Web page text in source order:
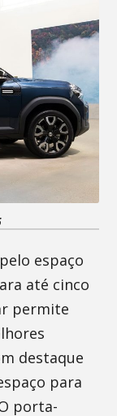
espaço
até cinco
permite
destaque
para
porta-